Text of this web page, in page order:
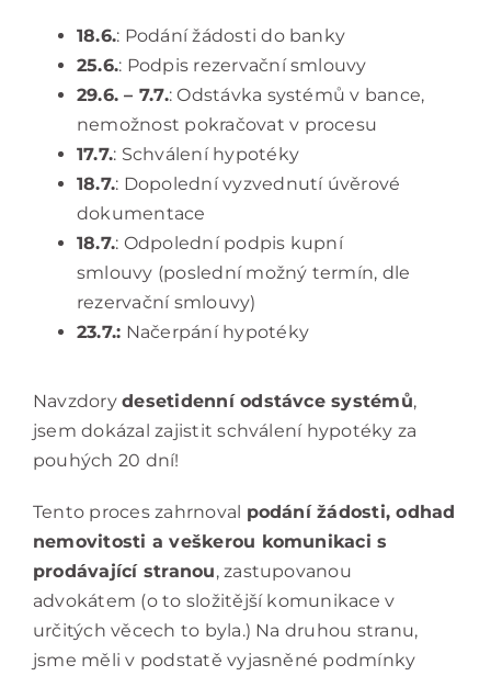
18.6.: Podání žádosti do banky
25.6.: Podpis rezervační smlouvy
29.6. – 7.7.: Odstávka systémů v bance,
nemožnost pokračovat v procesu
17.7.: Schválení hypotéky
18.7.: Dopolední vyzvednutí úvěrové
dokumentace
18.7.: Odpolední podpis kupní
smlouvy (poslední možný termín, dle
rezervační smlouvy)
23.7.: Načerpání hypotéky
Navzdorydesetidenní odstávce systémů,
jsem dokázal zajistit schválení hypotéky za
pouhých 20 dní!
Tento proces zahrnoval podání žádosti, odhad
nemovitosti a veškerou komunikaci s
prodávající stranou, zastupovanou
advokátem (o to složitější komunikace v
určitých věcech to byla.) Na druhou stranu,
jsme měli v podstatě vyjasněné podmínky